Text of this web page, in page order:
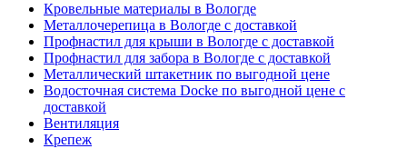
Кровельные материалы в Вологде
Металлочерепица в Вологде с доставкой
Профнастил для крыши в Вологде с доставкой
Профнастил для забора в Вологде с доставкой
Металлический штакетник по выгодной цене
Водосточная система Docke по выгодной цене с
доставкой
Вентиляция
Крепеж